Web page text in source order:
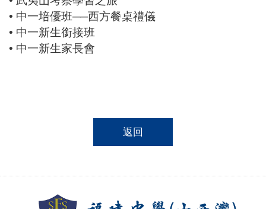
• 中一培優班──西方餐桌禮儀
• 中一新生銜接班
• 中一新生家長會
返回